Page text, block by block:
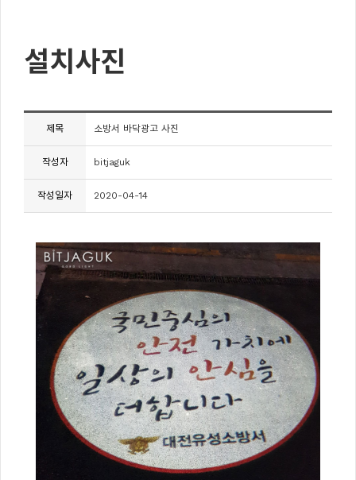
설치사진
제목 소방서 바닥광고 사진
작성자 bitjaguk
작성일자 2020-04-14